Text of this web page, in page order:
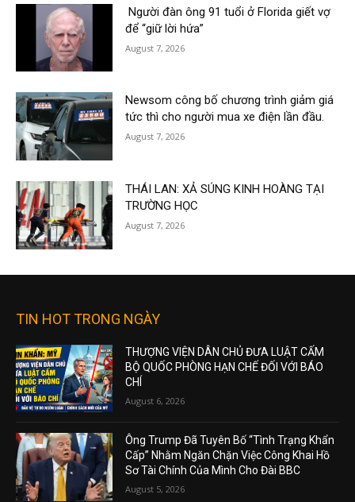
Người đàn ông 91 tuổi ở Florida giết vợ
để “giữ lời hứa”
August 7, 2026
Newsom công bố chương trình giảm giá
tức thì cho người mua xe điện lần đầu.
August 7, 2026
THÁI LAN: XẢ SÚNG KINH HOÀNG TẠI
TRƯỜNG HỌC
August 7, 2026
TIN HOT TRONG NGÀY
THƯỢNG VIỆN DÂN CHỦ ĐƯA LUẬT CẤM
BỘ QUỐC PHÒNG HẠN CHẾ ĐỐI VỚI BÁO
CHÍ
August 6, 2026
Ông Trump Đã Tuyên Bố “Tình Trạng Khẩn
Cấp” Nhằm Ngăn Chặn Việc Công Khai Hồ
Sơ Tài Chính Của Mình Cho Đài BBC
August 5, 2026